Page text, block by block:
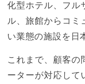
化型ホテル、フル
ル、旅館からコミ
い業態の施設を日
これまで、顧客の
ーターが対応して